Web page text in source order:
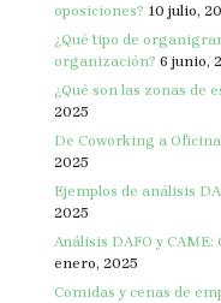
oposiciones? 10 julio,
¿Qué tipo de
organización? 6 junio,
¿Qué son las zonas de
2025
De Coworking a
2025
Ejemplos de análisis
2025
Análisis DAFO y
enero, 2025
Comidas y cenas de